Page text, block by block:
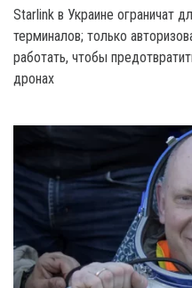
Starlink в Украине ограничат
терминалов; только
работать, чтобы
дронах